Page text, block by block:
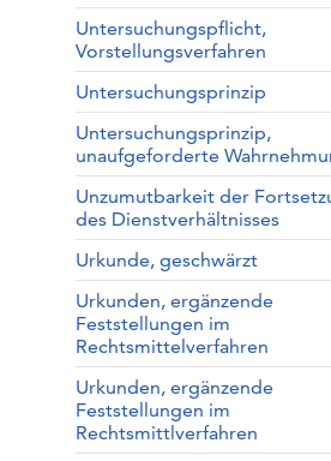
Untersuchungspflicht,
Vorstellungsverfahren
Untersuchungsprinzip
Untersuchungsprinzip,
unaufgeforderte
Unzumutbarkeit der
des Dienstverhältnisses
Urkunde, geschwärzt
Urkunden, ergänzende
Feststellungen im
Rechtsmittelverfahren
Urkunden, ergänzende
Feststellungen im
Rechtsmittlverfahren